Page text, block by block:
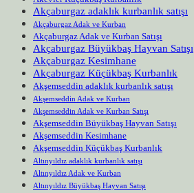
Akçaburgaz adaklık kurbanlık satışı
Akçaburgaz Adak ve Kurban
Akçaburgaz Adak ve Kurban Satışı
Akçaburgaz Büyükbaş Hayvan Satışı
Akçaburgaz Kesimhane
Akçaburgaz Küçükbaş Kurbanlık
Akşemseddin adaklık kurbanlık satışı
Akşemseddin Adak ve Kurban
Akşemseddin Adak ve Kurban Satışı
Akşemseddin Büyükbaş Hayvan Satışı
Akşemseddin Kesimhane
Akşemseddin Küçükbaş Kurbanlık
Altınyıldız adaklık kurbanlık satışı
Altınyıldız Adak ve Kurban
Altınyıldız Büyükbaş Hayvan Satışı